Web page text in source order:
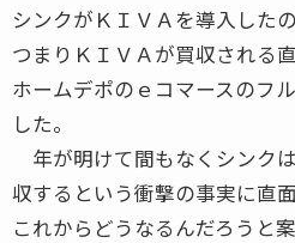
シンクがＫＩＶＡを導入した
つまりＫＩＶＡが買収される
ホームデポのｅコマースのフ
した。
年が明けて間もなくシンク
収するという衝撃の事実に直面
これからどうなるんだろうと